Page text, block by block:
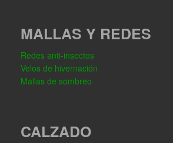
MALLAS Y REDES
Redes anti-insectos
Velos de hivernación
Mallas de sombreo
CALZADO